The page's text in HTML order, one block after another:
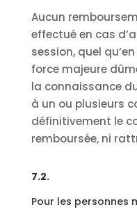
Aucun
effectué en cas
session, quel
force majeure
la connaissance
à un ou plusieurs
définitivement le
remboursée, ni
7.2.
Pour les personnes